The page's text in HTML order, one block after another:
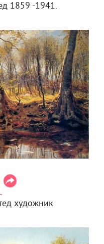
1859 -1941.
художник